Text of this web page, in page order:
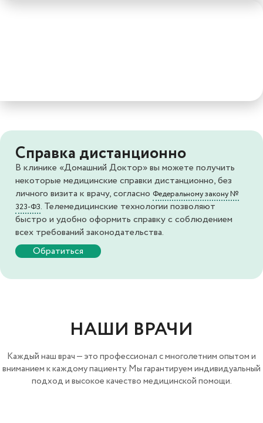
Справка дистанционно
В клинике «Домашний Доктор» вы можете получить
некоторые медицинские справки дистанционно, без
личного визита к врачу, согласно Федеральному закону №
323-ФЗ. Телемедицинские технологии позволяют
быстро и удобно оформить справку с соблюдением
всех требований законодательства.
Обратиться
НАШИ ВРАЧИ
Каждый наш врач — это профессионал с многолетним опытом и
вниманием к каждому пациенту. Мы гарантируем индивидуальный
подход и высокое качество медицинской помощи.